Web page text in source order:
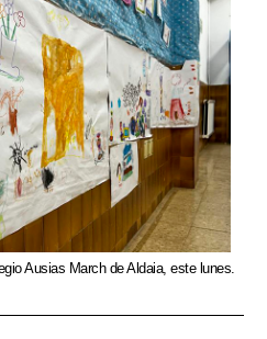
Ausias March de Aldaia, este lunes.